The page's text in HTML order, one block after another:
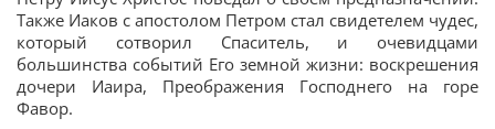
Также Иаков с апостолом Петром стал свидетелем чудес,
который сотворил Спаситель, и очевидцами
большинства событий Его земной жизни: воскрешения
дочери Иаира, Преображения Господнего на горе
Фавор.